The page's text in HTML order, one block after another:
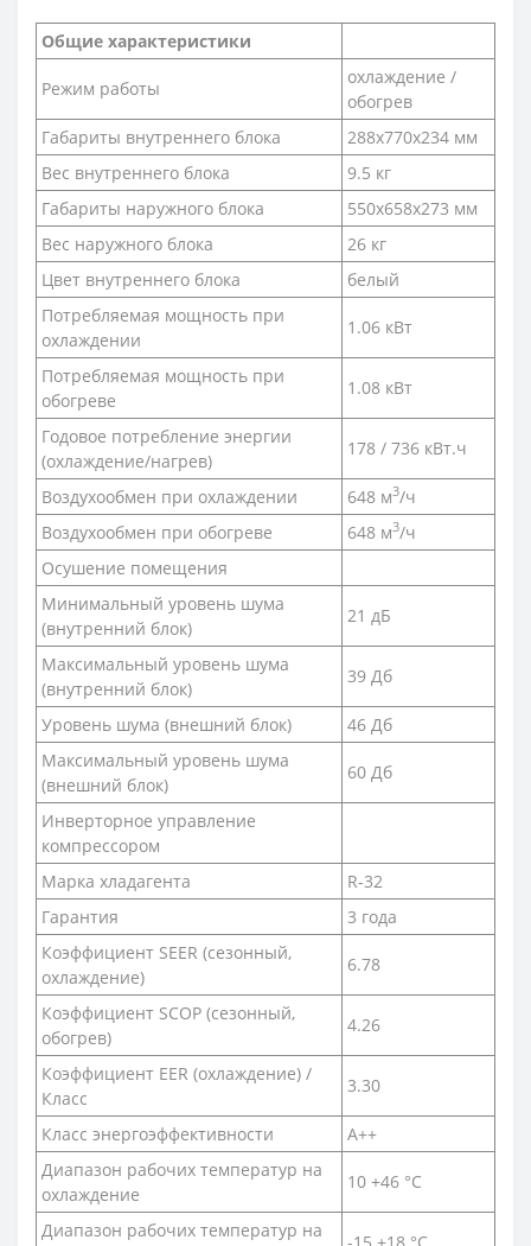
Общие характеристики
Режим работы
охлаждение /
обогрев
Габариты внутреннего блока
288x770x234 мм
Вес внутреннего блока
9.5 кг
Габариты наружного блока
550x658x273 мм
Вес наружного блока
26 кг
Цвет внутреннего блока
белый
Потребляемая мощность при
охлаждении
1.06 кВт
Потребляемая мощность при
обогреве
1.08 кВт
Годовое потребление энергии
(охлаждение/нагрев)
178 / 736 кВт.ч
Воздухообмен при охлаждении 648 м3/ч
Воздухообмен при обогреве
648 м3/ч
Осушение помещения
Минимальный уровень шума
(внутренний блок)
21 дБ
Максимальный уровень шума
(внутренний блок)
39 Дб
Уровень шума (внешний блок)
46 Дб
Максимальный уровень шума
(внешний блок)
60 Дб
Инверторное управление
компрессором
Марка хладагента
R-32
Гарантия
3 года
Коэффициент SEER (сезонный,
охлаждение)
6.78
Коэффициент SCOP (сезонный,
обогрев)
4.26
Коэффициент EER (охлаждение) /
Класс
3.30
Класс энергоэффективности
A++
Диапазон рабочих температур на
охлаждение
10 +46 °С
Диапазон рабочих температур на
-15 +18 °С